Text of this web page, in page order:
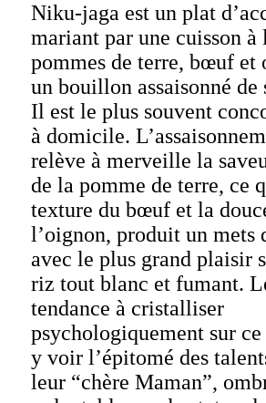
Niku-jaga est un plat
mariant par une cuisson à
pommes de terre, bœuf et
un bouillon assaisonné de
Il est le plus souvent
à domicile.
relève à merveille la
de la pomme de terre, ce
texture du bœuf et la
l’oignon, produit un mets
avec le plus grand plaisir
riz tout blanc et fumant.
tendance à cristalliser
psychologiquement sur ce
y voir l’épitomé des
leur “chère Maman”,